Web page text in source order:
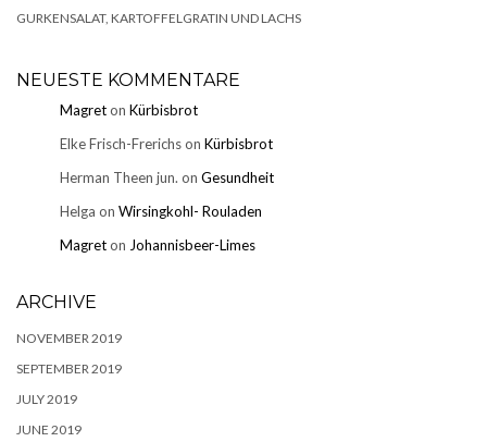
GURKENSALAT, KARTOFFELGRATIN UND LACHS
NEUESTE KOMMENTARE
Magreton Kürbisbrot
Elke Frisch-Frerichson Kürbisbrot
Herman Theen jun. on Gesundheit
Helga on Wirsingkohl- Rouladen
Magreton Johannisbeer-Limes
ARCHIVE
NOVEMBER 2019
SEPTEMBER 2019
JULY 2019
JUNE 2019